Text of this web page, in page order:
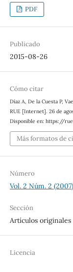
PDF
Publicado
2015-08-26
Cómo citar
Díaz A, De la Cuesta P,
RUE [Internet]. 26 de
Disponible en: https://
Más formatos de
Número
Vol. 2 Núm. 2 (2007)
Sección
Artículos originales
Licencia